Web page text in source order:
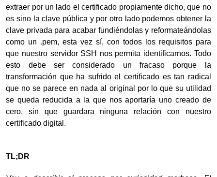
extraer por un lado el certificado propiamente dicho, que no
es sino la clave pública y por otro lado podemos obtener la
clave privada para acabar fundiéndolas y reformateándolas
como un .pem, esta vez sí, con todos los requisitos para
que nuestro servidor SSH nos permita identificarnos. Todo
esto debe ser considerado un fracaso porque la
transformación que ha sufrido el certificado es tan radical
que no se parece en nada al original por lo que su utilidad
se queda reducida a la que nos aportaría uno creado de
cero, sin que guardara ninguna relación con nuestro
certificado digital.
TL;DR